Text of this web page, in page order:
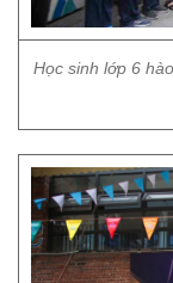
Học sinh lớp 6